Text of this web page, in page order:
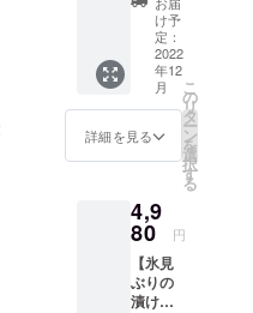
彼らの作っ
た作品を全
国のみなさ
まに自信を
もってお届
このお取り
寄せ料亭と
みやまです
も珍し
く4種類
のバイ
貝が漁
獲され
ます。
お酒が
すすむ
富山県
逸品を
お楽し
みくだ
さい！
●セット
内容●
け予
定：
2022
年12
月
詳細を見る
こ
の
リ
タ
ー
ン
を
選
択
す
る
4,9
80 円
【氷見
ぶりの
漬け丼4